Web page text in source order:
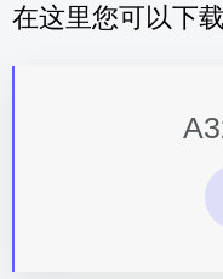
在这里您可以下